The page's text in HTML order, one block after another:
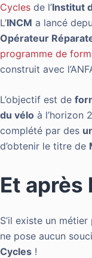
Cycles de l’Institut
L’INCM a lancé
Opérateur
programme de
construit avec
L’objectif est de
du vélo à l’horizon
complété par des
d’obtenir le titre de
Et après
S’il existe un
ne pose aucun
Cycles !